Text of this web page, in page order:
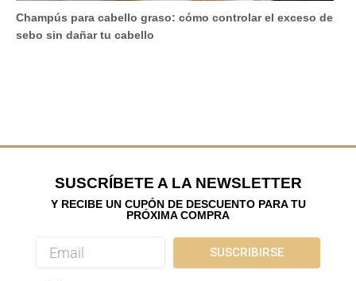
Champús para cabello graso: cómo controlar el exceso de
sebo sin dañar tu cabello
SUSCRÍBETE A LA NEWSLETTER
Y RECIBE UN CUPÓN DE DESCUENTO PARA TU
PRÓXIMA COMPRA